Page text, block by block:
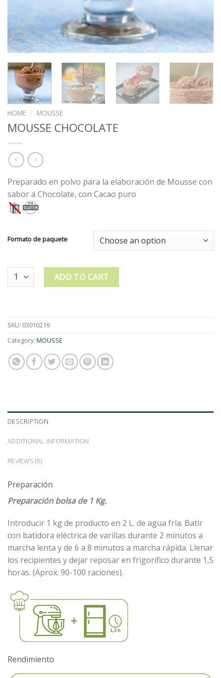
HOME / MOUSSE
MOUSSE CHOCOLATE
Preparado en polvo para la elaboración de Mousse con
sabor a Chocolate, con Cacao puro
Formato de paquete
Quantity ADD TO CART
SKU: 03010219
Category: MOUSSE
DESCRIPTION
ADDITIONAL INFORMATION
REVIEWS (0)
Preparación
Preparación bolsa de 1 Kg.
Introducir 1 kg de producto en 2 L. de agua fría. Batir
con batidora eléctrica de varillas durante 2 minutos a
marcha lenta y de 6 a 8 minutos a marcha rápida. Llenar
los recipientes y dejar reposar en frigorífico durante 1,5
horas. (Aprox. 90-100 raciones).
Rendimiento